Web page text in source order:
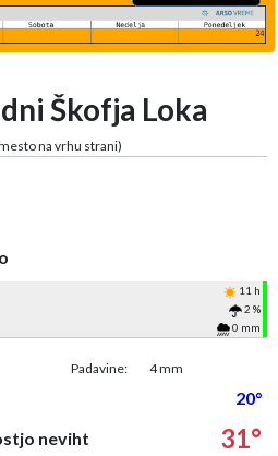
Škofja Loka
na vrhu strani)
11 h
2 %
0 mm
Padavine: 4 mm
20°
neviht
31°